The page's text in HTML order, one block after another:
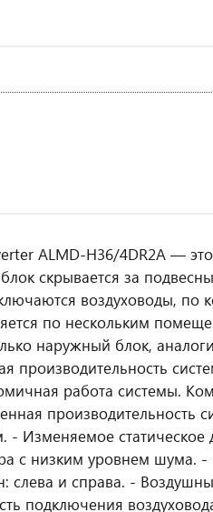
ALMD-H36/4DR2A —
скрывается за
воздуховоды, по
по нескольким
наружный блок,
производительность
работа системы.
производительность
- Изменяемое
с низким уровнем шума.
слева и справа. -
подключения